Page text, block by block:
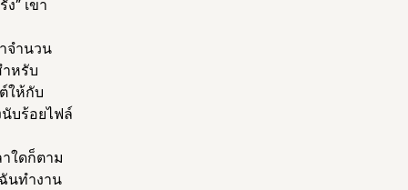
” เขา
จำนวน
หรับ
ให้กับ
บร้อยไฟล์
ใดก็ตาม
นทำงาน